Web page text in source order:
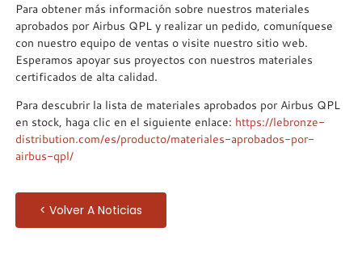
Para obtener más información sobre nuestros materiales
aprobados por Airbus QPL y realizar un pedido, comuníquese
con nuestro equipo de ventas o visite nuestro sitio web.
Esperamos apoyar sus proyectos con nuestros materiales
certificados de alta calidad.
Para descubrir la lista de materiales aprobados por Airbus QPL
en stock, haga clic en el siguiente enlace: https://lebronze-
distribution.com/es/producto/materiales-aprobados-por-
airbus-qpl/
< Volver A Noticias